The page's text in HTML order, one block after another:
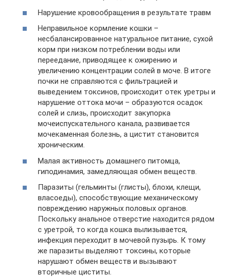
Нарушение кровообращения в результате травм
Неправильное кормление кошки –
несбалансированное натуральное питание, сухой
корм при низком потреблении воды или
переедание, приводящее к ожирению и
увеличению концентрации солей в моче. В итоге
почки не справляются с фильтрацией и
выведением токсинов, происходит отек уретры и
нарушение оттока мочи – образуются осадок
солей и слизь, происходит закупорка
мочеиспускательного канала, развивается
мочекаменная болезнь, а цистит становится
хроническим.
Малая активность домашнего питомца,
гиподинамия, замедляющая обмен веществ.
Паразиты (гельминты (глисты), блохи, клещи,
власоеды), способствующие механическому
повреждению наружных половых органов.
Поскольку анальное отверстие находится рядом
с уретрой, то когда кошка вылизывается,
инфекция переходит в мочевой пузырь. К тому
же паразиты выделяют токсины, которые
нарушают обмен веществ и вызывают
вторичные циститы.